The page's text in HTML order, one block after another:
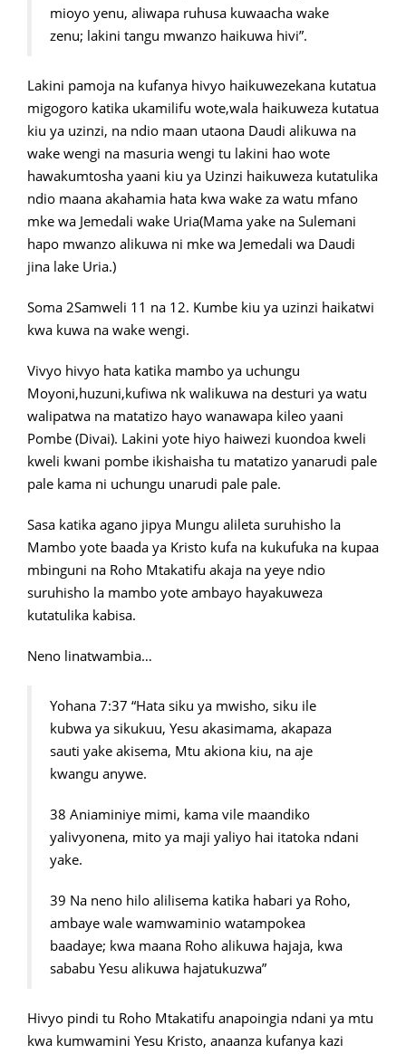
mioyo yenu, aliwapa ruhusa kuwaacha wake
zenu; lakini tangu mwanzo haikuwa hivi”.
Lakini pamoja na kufanya hivyo haikuwezekana kutatua
migogoro katika ukamilifu wote,wala haikuweza kutatua
kiu ya uzinzi, na ndio maan utaona Daudi alikuwa na
wake wengi na masuria wengi tu lakini hao wote
hawakumtosha yaani kiu ya Uzinzi haikuweza kutatulika
ndio maana akahamia hata kwa wake za watu mfano
mke wa Jemedali wake Uria(Mama yake na Sulemani
hapo mwanzo alikuwa ni mke wa Jemedali wa Daudi
jina lake Uria.)
Soma 2Samweli 11 na 12. Kumbe kiu ya uzinzi haikatwi
kwa kuwa na wake wengi.
Vivyo hivyo hata katika mambo ya uchungu
Moyoni,huzuni,kufiwa nk walikuwa na desturi ya watu
walipatwa na matatizo hayo wanawapa kileo yaani
Pombe (Divai). Lakini yote hiyo haiwezi kuondoa kweli
kweli kwani pombe ikishaisha tu matatizo yanarudi pale
pale kama ni uchungu unarudi pale pale.
Sasa katika agano jipya Mungu alileta suruhisho la
Mambo yote baada ya Kristo kufa na kukufuka na kupaa
mbinguni na Roho Mtakatifu akaja na yeye ndio
suruhisho la mambo yote ambayo hayakuweza
kutatulika kabisa.
Neno linatwambia…
Yohana 7:37 “Hata siku ya mwisho, siku ile
kubwa ya sikukuu, Yesu akasimama, akapaza
sauti yake akisema, Mtu akiona kiu, na aje
kwangu anywe.
38 Aniaminiye mimi, kama vile maandiko
yalivyonena, mito ya maji yaliyo hai itatoka ndani
yake.
39 Na neno hilo alilisema katika habari ya Roho,
ambaye wale wamwaminio watampokea
baadaye; kwa maana Roho alikuwa hajaja, kwa
sababu Yesu alikuwa hajatukuzwa”
Hivyo pindi tu Roho Mtakatifu anapoingia ndani ya mtu
kwa kumwamini Yesu Kristo, anaanza kufanya kazi